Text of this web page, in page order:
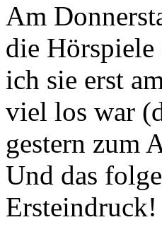
Am
die Hörspiele
ich sie erst
viel los war
gestern zum
Und das
Ersteindruck!